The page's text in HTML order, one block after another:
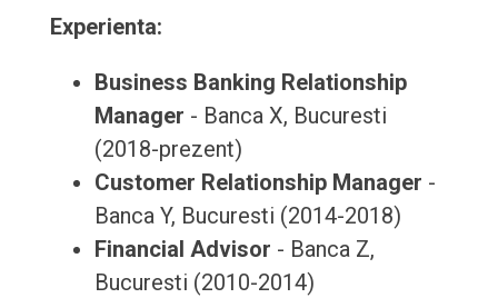
Experienta:
Business Banking Relationship
Manager - Banca X, Bucuresti
(2018-prezent)
Customer Relationship Manager -
Banca Y, Bucuresti (2014-2018)
Financial Advisor - Banca Z,
Bucuresti (2010-2014)